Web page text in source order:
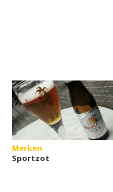
Merken
Sportzot